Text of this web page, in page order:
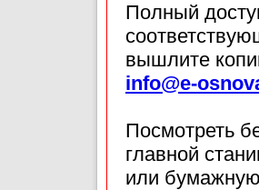
Полный
вышлите
info@e-
Посмотреть
главной
или